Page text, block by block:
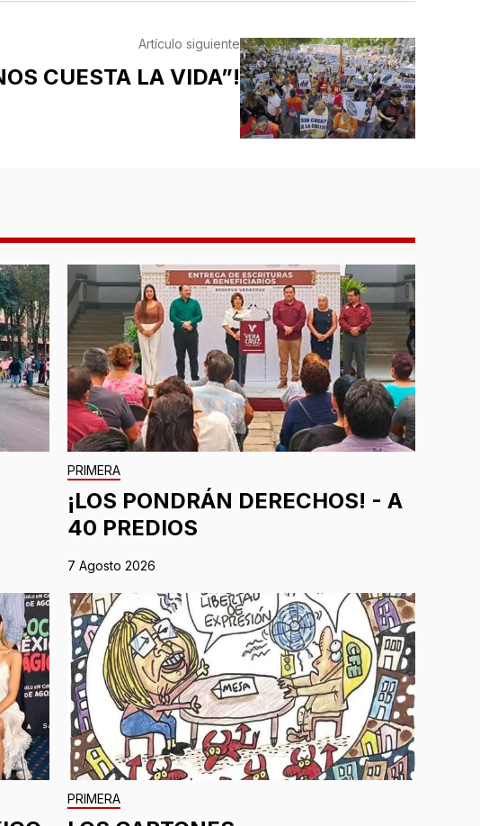
Artículo siguiente
CUESTA LA VIDA”!
PRIMERA
¡LOS PONDRÁN DERECHOS! - A
40 PREDIOS
7 Agosto 2026
PRIMERA